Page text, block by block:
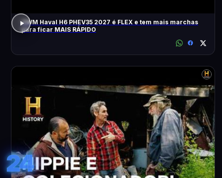
GWM Haval H6 PHEV35 2027 é FLEX e tem mais marchas
para ficar MAIS RÁPIDO
24